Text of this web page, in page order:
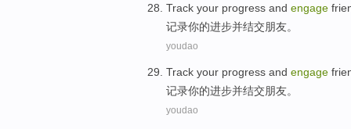
Track your progress and engage
记录你的进步并结交朋友。
youdao
Track your progress and engage
记录你的进步并结交朋友。
youdao